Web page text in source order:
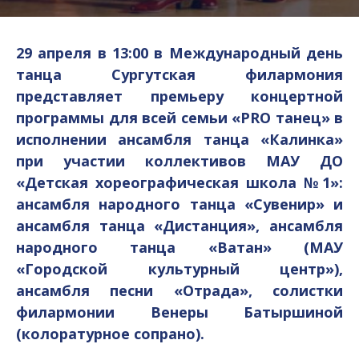
29 апреля в 13:00 в Международный день
танца Сургутская филармония
представляет премьеру концертной
программы для всей семьи «PRO танец» в
исполнении ансамбля танца «Калинка»
при участии коллективов МАУ ДО
«Детская хореографическая школа №1»:
ансамбля народного танца «Сувенир» и
ансамбля танца «Дистанция», ансамбля
народного танца «Ватан» (МАУ
«Городской культурный центр»),
ансамбля песни «Отрада», солистки
филармонии Венеры Батыршиной
(колоратурное сопрано).